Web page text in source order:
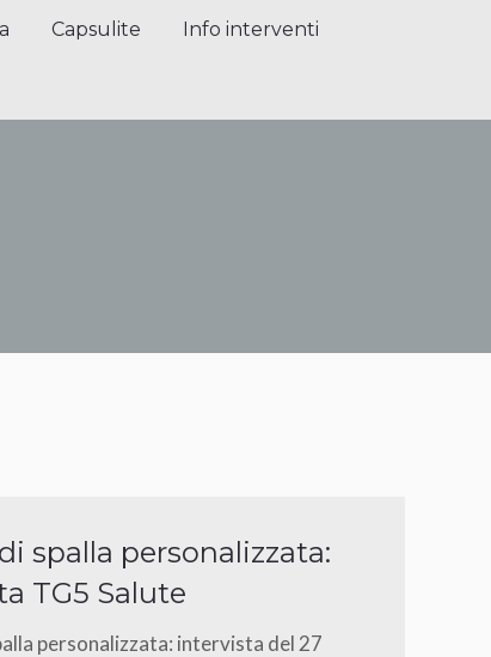
Capsulite Info interventi
spalla personalizzata:
TG5 Salute
personalizzata: intervista del 27
Capsulite Info interventi